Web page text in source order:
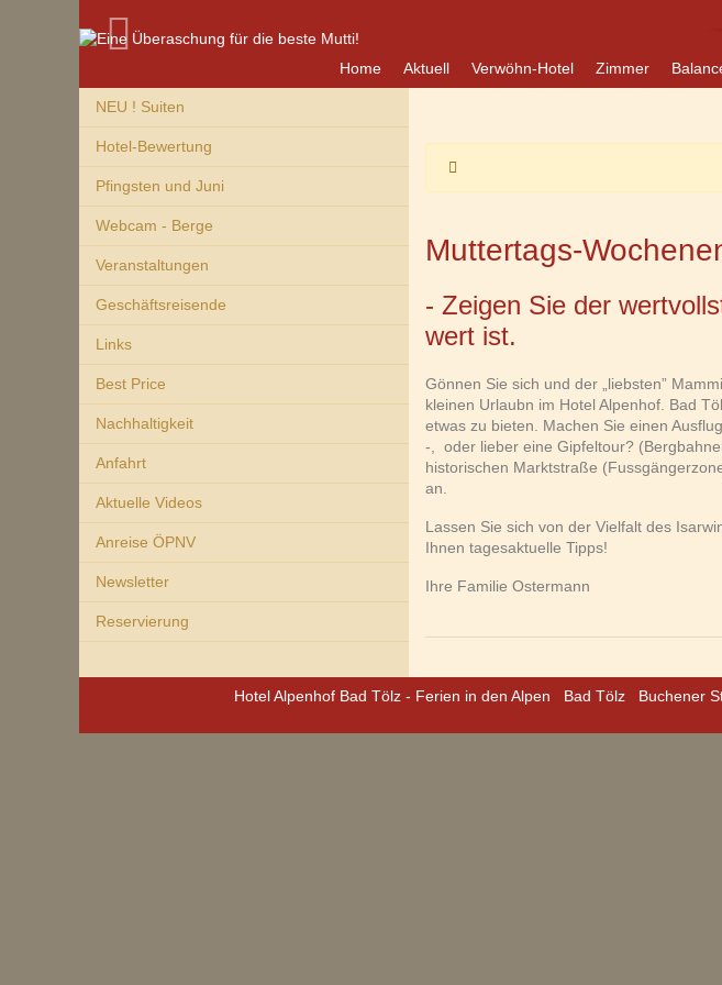
Home Aktuell Verwöhn-Hotel Zimmer
NEU ! Suiten
Hotel-Bewertung
Pfingsten und Juni
Webcam - Berge
Veranstaltungen
Geschäftsreisende
Links
Best Price
Nachhaltigkeit
Anfahrt
Aktuelle Videos
Anreise ÖPNV
Newsletter
Reservierung
Muttertags-
- Zeigen Sie der
wert ist.
Gönnen Sie sich und der „liebsten”
kleinen Urlaubn im Hotel Alpenhof. Bad
etwas zu bieten. Machen Sie einen
-, oder lieber eine Gipfeltour?
historischen Marktstraße
an.
Lassen Sie sich von der Vielfalt des
Ihnen tagesaktuelle Tipps!
Ihre Familie Ostermann
Hotel Alpenhof Bad Tölz - Ferien in den Alpen Bad Tölz Buchener